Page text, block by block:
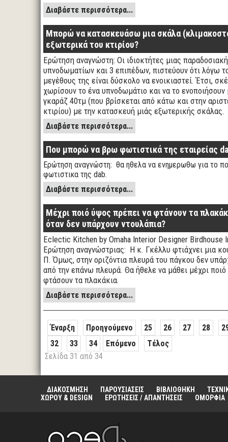
Διαβάστε περισσότερα...
Μπορώ να κατασκευάσω μια σκάλα
εξωτερικά του κτιρίου?
Ερώτηση αναγνώστη: Οι ιδιοκτήτες μιας
υπνοδωματίων και 3 επιπέδων, πιστεύουν ότι λόγω
μεγέθους της είναι δύσκολο να ενοικιαστεί. Έτσι,
χωρίσουν το ένα υπνοδωμάτιο και να το
γκαράζ 40τμ (που βρίσκεται από κάτω και στην
κτιρίου) με την κατασκευή μιάς εξωτερικής σκάλας.
Διαβάστε περισσότερα...
Που μπορώ να βρω φωτιστικά της εταιρείας
Ερώτηση αναγνώστη: θα ηθελα να ενημερωθω για το
φωτιστικα της dab.
Διαβάστε περισσότερα...
Μέχρι ποιό ύψος πρέπει να φτάνουν τα
όταν δεν υπάρχουν ντουλάπια?
Eclectic Kitchen by Omaha Interior Designer Birdhouse
Ερώτηση αναγνώστριας: Η κ. Γκέλλυ φτιάχνει μια
Π. Όμως, στην οριζόντια πλευρά του πάγκου δεν
από την επάνω πλευρά. Θα ήθελε να μάθει μέχρι
φτάσουν τα πλακάκια.
Διαβάστε περισσότερα...
Έναρξη Προηγούμενο 25 26 27 28
32
33 34 Επόμενο
Τέλος
Σελίδα 31 από 34
ΔΙΑΚΟΣΜΗΣΗ ΠΑΡΟΥΣΙΑΣΕΙΣ ΒΙΒΛΙΟΘΗΚΗ
ΧΩΡΟΥ & DESIGN
ΕΡΩΤΗΣΕΙΣ / ΑΠΑΝΤΗΣΕΙΣ ΟΜΟΡΦΙΑ